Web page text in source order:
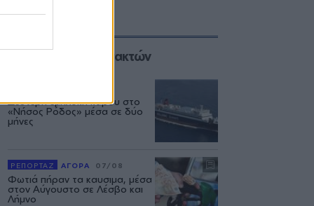
Επιλογές των Συντακτών
Δεύτερη εμπλοκή κάβου στο
«Νήσος Ρόδος» μέσα σε δύο
μήνες
ΡΕΠΟΡΤΑΖ ΑΓΟΡΑ 07/08
Φωτιά πήραν τα καυσιμα, μέσα
στον Αύγουστο σε Λέσβο και
Λήμνο